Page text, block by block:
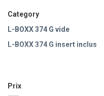
Category
L-BOXX 374 G vide
L-BOXX 374 G insert inclus
Prix